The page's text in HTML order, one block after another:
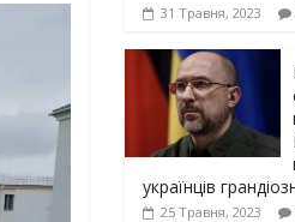
31 Травня, 2023
українців
25 Травня, 2023